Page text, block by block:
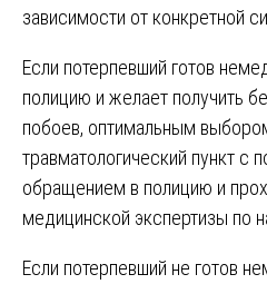
зависимости от конкретной
Если потерпевший готов
полицию и желает получить
побоев, оптимальным
травматологический пункт с
обращением в полицию и
медицинской экспертизы по
Если потерпевший не готов